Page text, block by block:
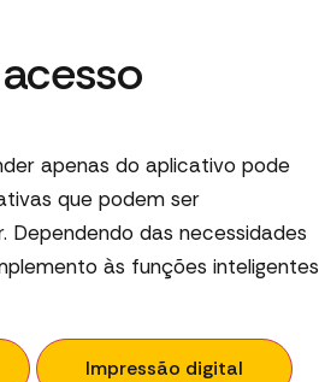
apenas do aplicativo pode
que podem ser
Dependendo das necessidades
às funções inteligentes
Impressão digital